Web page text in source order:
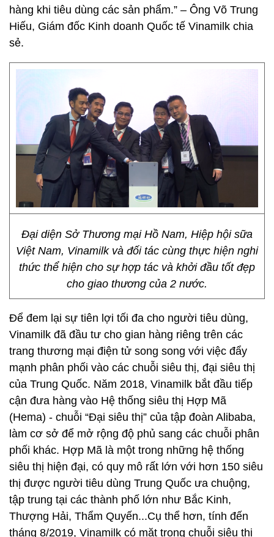
hàng khi tiêu dùng các sản phẩm.” – Ông Võ Trung
Hiếu, Giám đốc Kinh doanh Quốc tế Vinamilk chia
sẻ.
Đại diện Sở Thương mại Hồ Nam, Hiệp hội sữa
Việt Nam, Vinamilk và đối tác cùng thực hiện nghi
thức thể hiện cho sự hợp tác và khởi đầu tốt đẹp
cho giao thương của 2 nước.
Để đem lại sự tiên lợi tối đa cho người tiêu dùng,
Vinamilk đã đầu tư cho gian hàng riêng trên các
trang thương mại điện tử song song với việc đẩy
mạnh phân phối vào các chuỗi siêu thị, đại siêu thị
của Trung Quốc. Năm 2018, Vinamilk bắt đầu tiếp
cận đưa hàng vào Hệ thống siêu thị Hợp Mã
(Hema) - chuỗi “Đại siêu thị” của tập đoàn Alibaba,
làm cơ sở để mở rộng độ phủ sang các chuỗi phân
phối khác. Hợp Mã là một trong những hệ thống
siêu thị hiện đại, có quy mô rất lớn với hơn 150 siêu
thị được người tiêu dùng Trung Quốc ưa chuộng,
tập trung tại các thành phố lớn như Bắc Kinh,
Thượng Hải, Thẩm Quyến...Cụ thể hơn, tính đến
tháng 8/2019, Vinamilk có mặt trong chuỗi siêu thị